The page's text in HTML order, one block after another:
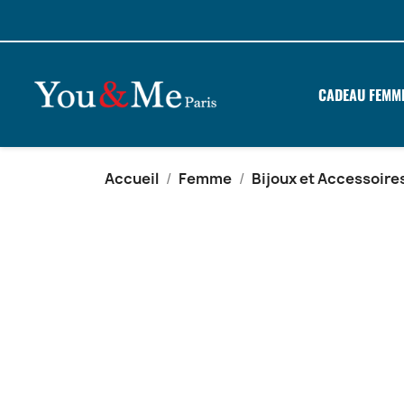
CADEAU
Accueil Femme Bijoux et